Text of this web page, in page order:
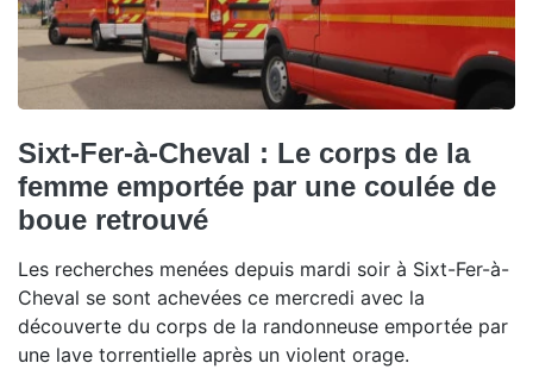
Sixt-Fer-à-Cheval : Le corps de la
femme emportée par une coulée de
boue retrouvé
Les recherches menées depuis mardi soir à Sixt-Fer-à-
Cheval se sont achevées ce mercredi avec la
découverte du corps de la randonneuse emportée par
une lave torrentielle après un violent orage.